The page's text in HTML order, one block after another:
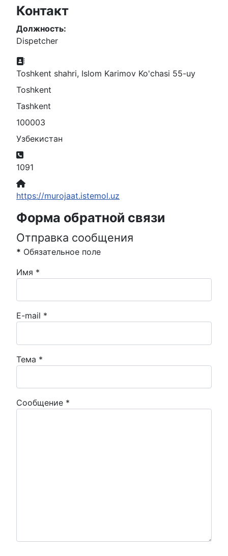
Контакт
Должность:
Dispetcher
Адрес:
Toshkent shahri, Islom Karimov Ko'chasi 55-uy
Toshkent
Tashkent
100003
Узбекистан
Телефон:
1091
Сайт:
https://murojaat.istemol.uz
Форма обратной связи
Отправка сообщения
* Обязательное поле
Имя *
E-mail *
Тема *
Сообщение *